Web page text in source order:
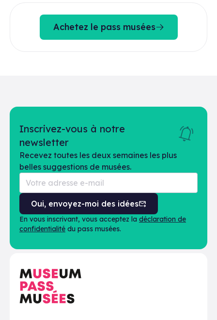
Achetez le pass musées
Inscrivez-vous à notre
newsletter
Recevez toutes les deux semaines les plus
belles suggestions de musées.
Oui, envoyez-moi des idées
En vous inscrivant, vous acceptez la déclaration de
confidentialité du pass musées.